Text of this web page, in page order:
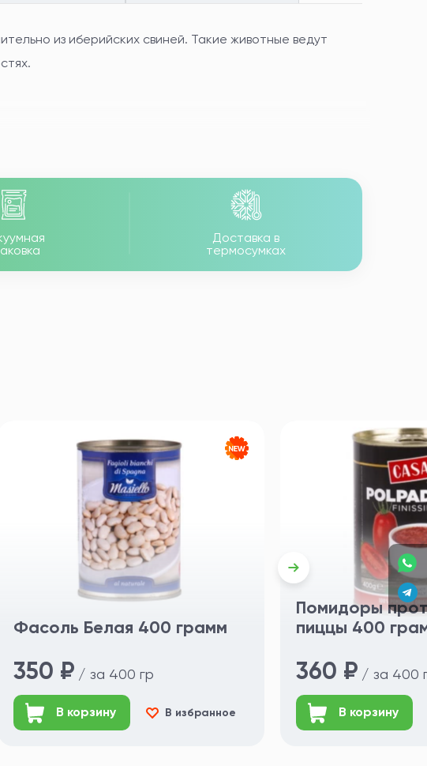
из иберийских свиней. Такие животные ведут
всего мира.
Доставка в
термосумках
Фасоль Белая 400 грамм
350 ₽ / за 400 гр
В корзину В избранное
Помидоры
пиццы 400
360 ₽ / за 400
В корзину